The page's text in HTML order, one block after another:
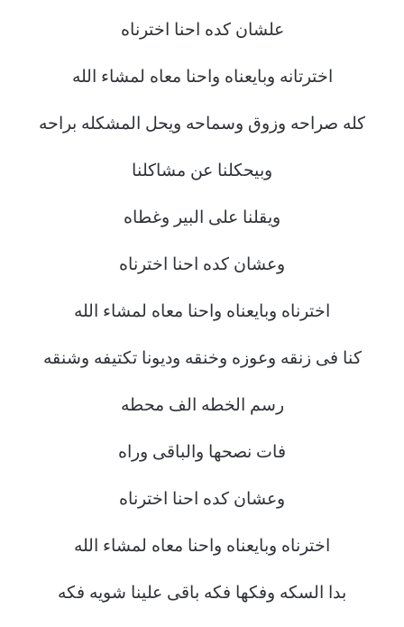
علشان كده احنا اخترناه
اخترتانه وبايعناه واحنا معاه لمشاء الله
كله صراحه وزوق وسماحه ويحل المشكله براحه
وبيحكلنا عن مشاكلنا
ويقلنا على البير وغطاه
وعشان كده احنا اخترناه
اخترناه وبايعناه واحنا معاه لمشاء الله
كنا فى زنقه وعوزه وخنقه وديونا تكتيفه وشنقه
رسم الخطه الف محطه
فات نصحها والباقى وراه
وعشان كده احنا اخترناه
اخترناه وبايعناه واحنا معاه لمشاء الله
بدا السكه وفكها فكه باقى علينا شويه فكه